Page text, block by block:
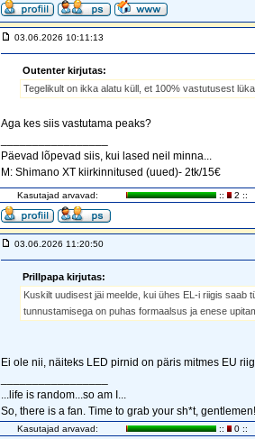
03.06.2026 10:11:13
Outenter kirjutas:
Tegelikult on ikka alatu küll, et 100% vastutusest
Aga kes siis vastutama peaks?
Päevad lõpevad siis, kui lased neil minna...
M: Shimano XT kiirkinnitused (uued)- 2tk/15€
Kasutajad arvavad: :: 2 ::
03.06.2026 11:20:50
Prillpapa kirjutas:
Kuskilt uudisest jäi meelde, kui ühes EL-i riigis saab
tunnustamisega on puhas formaalsus ja enese
Ei ole nii, näiteks LED pirnid on päris mitmes EU
...life is random...so am I...
So, there is a fan. Time to grab your sh*t, gentlemen!
Kasutajad arvavad: :: 0 ::